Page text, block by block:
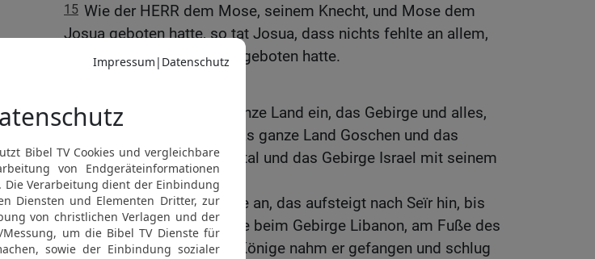
15 Wie der HERR dem Mose, seinem Knecht, und Mose dem
Josua geboten hatte, so tat Josua, dass nichts fehlte an allem,
was der HERR dem Mose geboten hatte.
16 So nahm Josua dies ganze Land ein, das Gebirge und alles,
was im Süden liegt, und das ganze Land Goschen und das
Hügelland und das Jordantal und das Gebirge Israel mit seinem
Hügelland,
17 von dem kahlen Gebirge an, das aufsteigt nach Seïr hin, bis
nach Baal-Gad in der Ebene beim Gebirge Libanon, am Fuße des
Berges Hermon. Alle ihre Könige nahm er gefangen und schlug